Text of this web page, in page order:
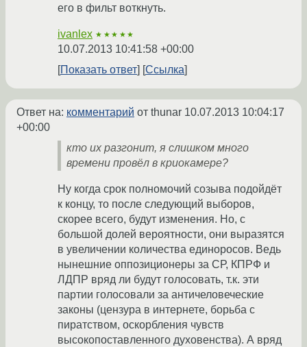
его в фильт воткнуть.
ivanlex ★★★★★
10.07.2013 10:41:58 +00:00
Показать ответ
Ссылка
Ответ на: комментарий от thunar 10.07.2013 10:04:17
+00:00
кто их разгонит, я слишком много
времени провёл в криокамере?
Ну когда срок полномочий созыва подойдёт
к концу, то после следующий выборов,
скорее всего, будут изменения. Но, с
большой долей вероятности, они выразятся
в увеличении количества единоросов. Ведь
нынешние оппозиционеры за СР, КПРФ и
ЛДПР вряд ли будут голосовать, т.к. эти
партии голосовали за античеловеческие
законы (цензура в интернете, борьба с
пиратством, оскорбления чувств
высокопоставленного духовенства). А вряд